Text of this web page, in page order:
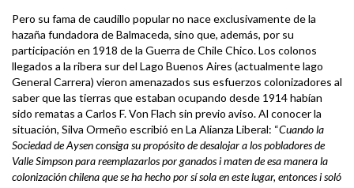
Pero su fama de caudillo popular no nace exclusivamente de la
hazaña fundadora de Balmaceda, sino que, además, por su
participación en 1918 de la Guerra de Chile Chico. Los colonos
llegados a la ribera sur del Lago Buenos Aires (actualmente lago
General Carrera) vieron amenazados sus esfuerzos colonizadores al
saber que las tierras que estaban ocupando desde 1914 habían
sido rematas a Carlos F. Von Flach sin previo aviso. Al conocer la
situación, Silva Ormeño escribió en La Alianza Liberal: “Cuando la
Sociedad de Aysen consiga su propósito de desalojar a los pobladores de
Valle Simpson para reemplazarlos por ganados i maten de esa manera la
colonización chilena que se ha hecho por sí sola en este lugar, entonces i soló